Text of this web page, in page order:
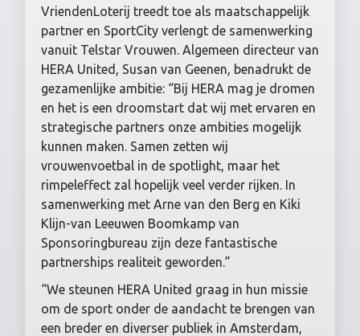
VriendenLoterij treedt toe als maatschappelijk
partner en SportCity verlengt de samenwerking
vanuit Telstar Vrouwen. Algemeen directeur van
HERA United, Susan van Geenen, benadrukt de
gezamenlijke ambitie: “Bij HERA mag je dromen
en het is een droomstart dat wij met ervaren en
strategische partners onze ambities mogelijk
kunnen maken. Samen zetten wij
vrouwenvoetbal in de spotlight, maar het
rimpeleffect zal hopelijk veel verder rijken. In
samenwerking met Arne van den Berg en Kiki
Klijn-van Leeuwen Boomkamp van
Sponsoringbureau zijn deze fantastische
partnerships realiteit geworden.”
“We steunen HERA United graag in hun missie
om de sport onder de aandacht te brengen van
een breder en diverser publiek in Amsterdam,